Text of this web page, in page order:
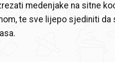
medenjake na sitne
te sve lijepo sjediniti da